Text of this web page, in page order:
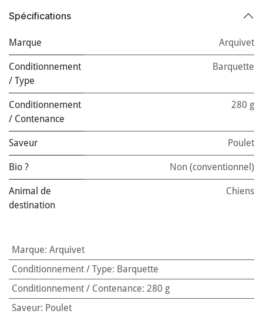
Spécifications
Marque Arquivet
Conditionnement
/ Type
Barquette
Conditionnement
/ Contenance
280 g
Saveur Poulet
Bio ? Non (conventionnel)
Animal de
destination
Chiens
Marque: Arquivet
Conditionnement / Type: Barquette
Conditionnement / Contenance: 280 g
Saveur: Poulet